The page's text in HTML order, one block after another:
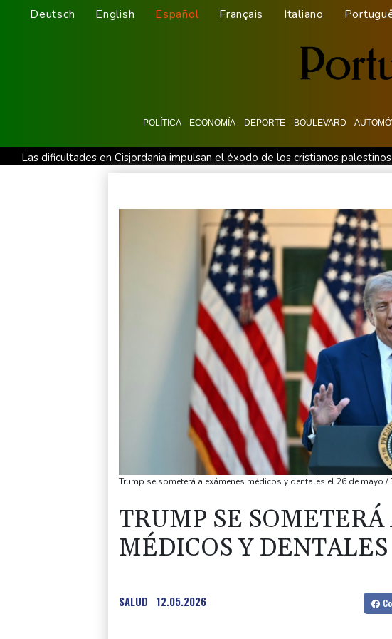
Deutsch English Español Français Italiano
POLÍTICA ECONOMÍA DEPORTE BOULEVARD
Las dificultades en Cisjordania impulsan el éxodo de los cristianos palestinos
Infantino recibe en Colombia el apoyo del fútbol de Sudamérica
De la
España lanza un ultimátum a Italia para que levante controles fronterizos
Trump se someterá a exámenes médicos y dentales el 26 de mayo /
TRUMP SE
MÉDICOS Y
SALUD 12.05.2026